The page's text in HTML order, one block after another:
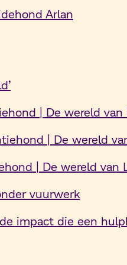
Arlan
| De wereld van
| De wereld
| De wereld van
vuurwerk
impact die een